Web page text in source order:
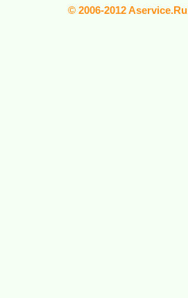
© 2006-2012 Aservice.Ru